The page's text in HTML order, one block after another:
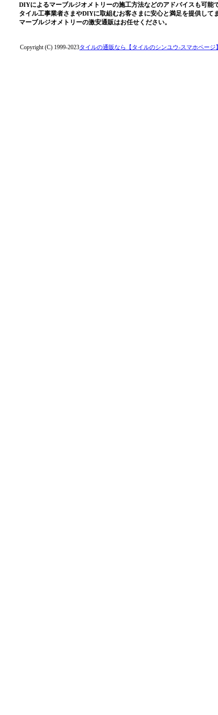
DIYによるマーブルジオメトリーの施工方法などのアドバイスも可能
タイル工事業者さまやDIYに取組むお客さまに安心と満足を提供して
マーブルジオメトリーの激安通販はお任せください。
Copyright (C) 1999-2023タイルの通販なら【タイルのシンユウ-スマホページ